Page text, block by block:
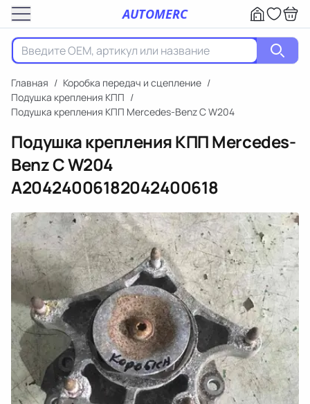
AUTOMERC
Главная / Коробка передач и сцепление /
Подушка крепления КПП /
Подушка крепления КПП Mercedes-Benz C W204
Подушка крепления КПП Mercedes-
Benz C W204
A20424006182042400618